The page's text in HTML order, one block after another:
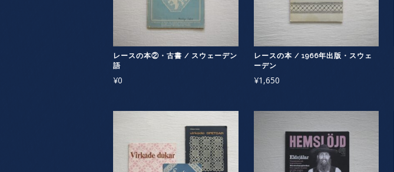
レースの本②・古書 / スウェーデン
語
¥0
レースの本 / 1966年出版・スウェ
ーデン
¥1,650